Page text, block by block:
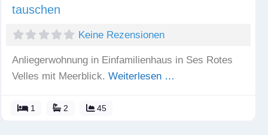
tauschen
Keine Rezensionen
Anliegerwohnung in Einfamilienhaus in Ses Rotes
Velles mit Meerblick. Weiterlesen …
1 2 45